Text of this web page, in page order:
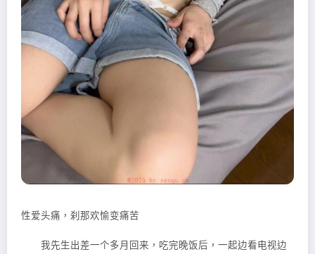
性爱头痛，刹那欢愉变痛苦
我先生出差一个多月回来，吃完晚饭后，一起边看电视边